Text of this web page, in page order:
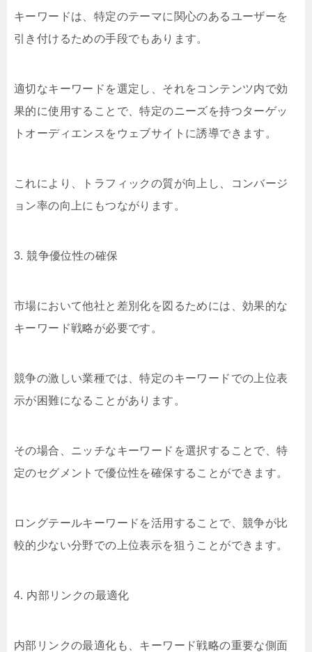
キーワードは、特定のテーマに関心のあるユーザーを
引き付けるための手段でもあります。
適切なキーワードを選定し、それをコンテンツ内で効
果的に使用することで、特定のニーズを持つターゲッ
トオーディエンスをウェブサイトに誘導できます。
これにより、トラフィックの質が向上し、コンバージ
ョン率の向上にもつながります。
3. 競争優位性の確保
市場において他社と差別化を図るためには、効果的な
キーワード戦略が必要です。
競争の激しい業種では、特定のキーワードでの上位表
示が困難になることがあります。
その場合、ニッチなキーワードを選択することで、特
定のセグメントで優位性を確保することができます。
ロングテールキーワードを活用することで、競争が比
較的少ない分野での上位表示を狙うことができます。
4. 内部リンクの最適化
内部リンクの最適化も、キーワード戦略の重要な側面